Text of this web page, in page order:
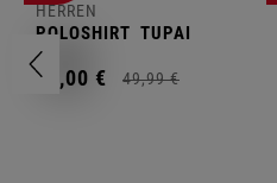
HERREN
POLOSHIRT TUPAI
11,00 € 49,99 €